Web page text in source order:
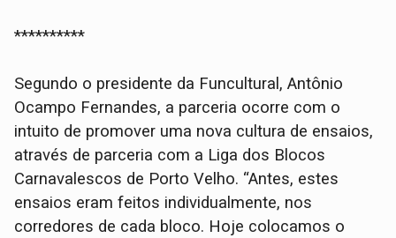
**********
Segundo o presidente da Funcultural, Antônio
Ocampo Fernandes, a parceria ocorre com o
intuito de promover uma nova cultura de ensaios,
através de parceria com a Liga dos Blocos
Carnavalescos de Porto Velho. “Antes, estes
ensaios eram feitos individualmente, nos
corredores de cada bloco. Hoje colocamos o